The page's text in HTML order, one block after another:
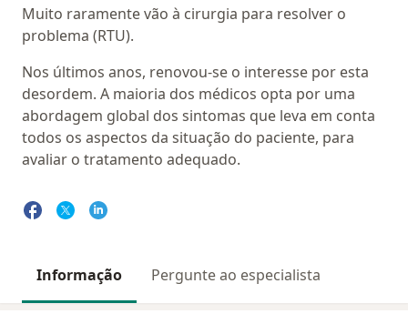
Muito raramente vão à cirurgia para resolver o
problema (RTU).
Nos últimos anos, renovou-se o interesse por esta
desordem. A maioria dos médicos opta por uma
abordagem global dos sintomas que leva em conta
todos os aspectos da situação do paciente, para
avaliar o tratamento adequado.
Informação Pergunte ao especialista